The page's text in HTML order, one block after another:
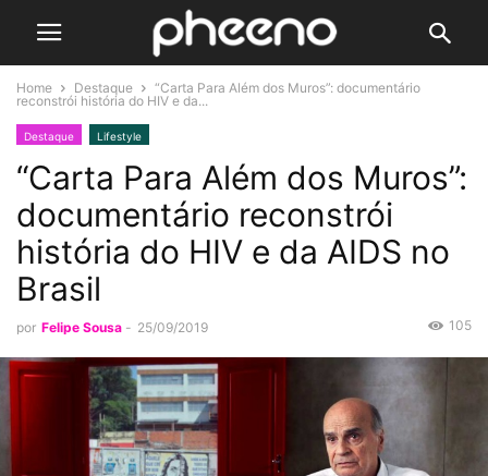
Home Destaque
“Carta Para Além dos Muros”: documentário
reconstrói história do HIV e da...
Destaque Lifestyle
“Carta Para Além dos Muros”:
documentário reconstrói
história do HIV e da AIDS no
Brasil
por Felipe Sousa - 25/09/2019 105